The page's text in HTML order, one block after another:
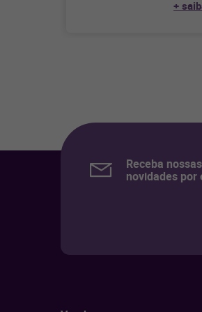
eficiência para a sua +
Receba nossas
novidades por